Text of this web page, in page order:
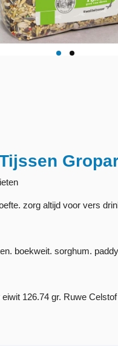
zorg altijd voor vers
boekweit. sorghum.
126.74 gr. Ruwe